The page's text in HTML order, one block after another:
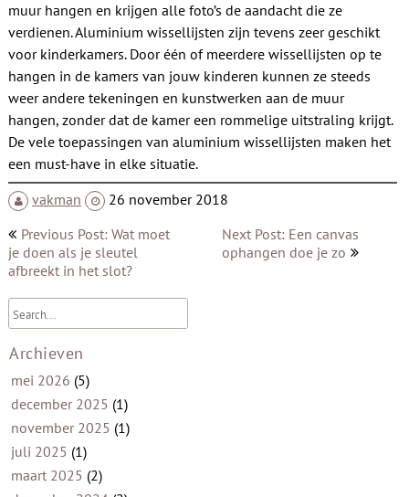
muur hangen en krijgen alle foto’s de aandacht die ze
verdienen. Aluminium wissellijsten zijn tevens zeer geschikt
voor kinderkamers. Door één of meerdere wissellijsten op te
hangen in de kamers van jouw kinderen kunnen ze steeds
weer andere tekeningen en kunstwerken aan de muur
hangen, zonder dat de kamer een rommelige uitstraling krijgt.
De vele toepassingen van aluminium wissellijsten maken het
een must-have in elke situatie.
vakman
26 november 2018
Bericht
navigatie
Previous Post: Wat moet
je doen als je sleutel
afbreekt in het slot?
Next Post: Een canvas
ophangen doe je zo
Archieven
mei 2026 (5)
december 2025 (1)
november 2025 (1)
juli 2025 (1)
maart 2025 (2)